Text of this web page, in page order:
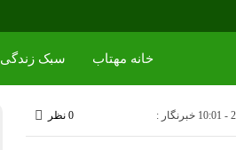
خانه مهتاب سبک زندگی
خبرنگار : 0 نظر